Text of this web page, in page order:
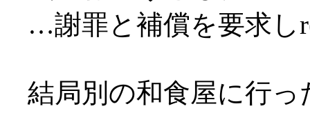
…謝罪と補償を要求し
結局別の和食屋に行